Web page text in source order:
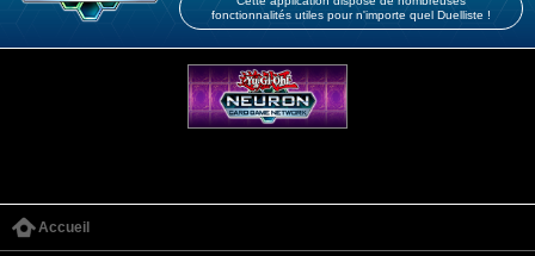
fonctionnalités utiles pour n'importe quel Duelliste !
Accueil